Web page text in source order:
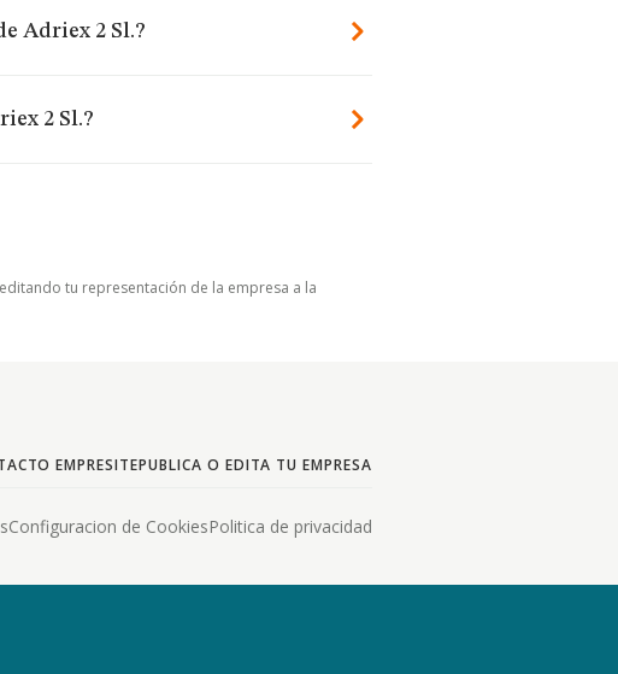
Adriex 2 Sl.?
2 Sl.?
tu representación de la empresa a la
EMPRESITEPUBLICA O EDITA TU EMPRESA
Configuracion de CookiesPolitica de privacidad